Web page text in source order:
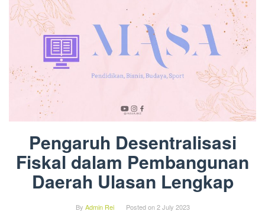
Pengaruh Desentralisasi
Fiskal dalam Pembangunan
Daerah Ulasan Lengkap
By Admin Rei Posted on2 July 2023